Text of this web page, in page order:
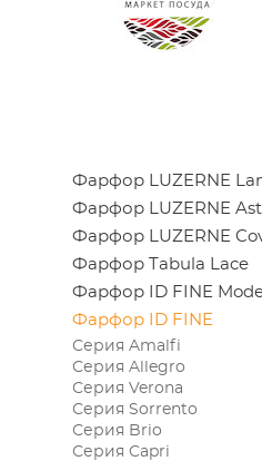
Фарфор LUZERNE
Фарфор LUZERNE
Фарфор LUZERNE
Фарфор Tabula Lace
Фарфор ID FINE
Фарфор ID FINE
Серия Amalfi
Серия Allegro
Серия Verona
Серия Sorrento
Серия Brio
Серия Capri